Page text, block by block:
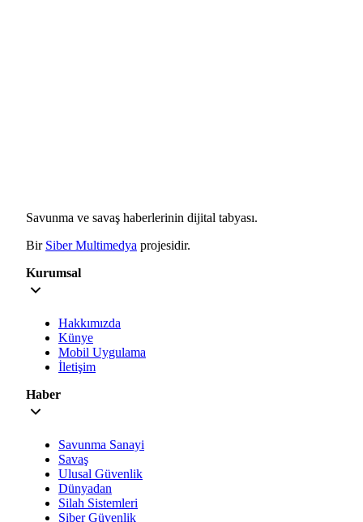
Savunma ve savaş haberlerinin dijital tabyası.
Bir Siber Multimedya projesidir.
Kurumsal
Hakkımızda
Künye
Mobil Uygulama
İletişim
Haber
Savunma Sanayi
Savaş
Ulusal Güvenlik
Dünyadan
Silah Sistemleri
Siber Güvenlik